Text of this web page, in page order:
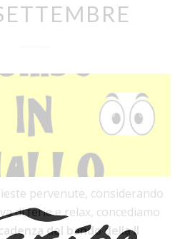
pervenute, considerando
di ferie e relax, concediamo
del bando della II